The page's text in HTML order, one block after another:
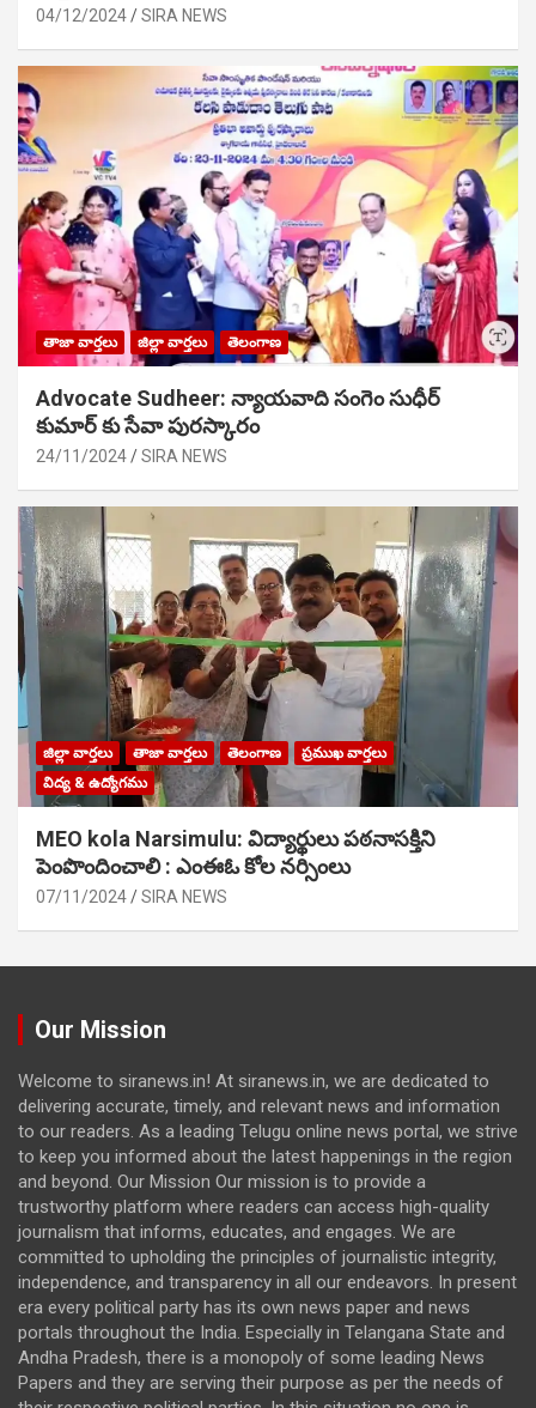
04/12/2024 SIRA NEWS
తాజా వార్తలు జిల్లా వార్తలు తెలంగాణ
Advocate Sudheer: న్యాయవాది సంగెం సుధీర్
కుమార్ కు సేవా పురస్కారం
24/11/2024 SIRA NEWS
జిల్లా వార్తలు తాజా వార్తలు తెలంగాణ
ప్రముఖ వార్తలు
విద్య & ఉద్యోగము
MEO kola Narsimulu: విద్యార్థులు పఠ‌నాసక్తిని
పెంపొందించాలి : ఎంఈఓ కోల నర్సింలు
07/11/2024 SIRA NEWS
Our Mission
Welcome to siranews.in! At siranews.in, we are dedicated to
delivering accurate, timely, and relevant news and information
to our readers. As a leading Telugu online news portal, we strive
to keep you informed about the latest happenings in the region
and beyond. Our Mission Our mission is to provide a
trustworthy platform where readers can access high-quality
journalism that informs, educates, and engages. We are
committed to upholding the principles of journalistic integrity,
independence, and transparency in all our endeavors. In present
era every political party has its own news paper and news
portals throughout the India. Especially in Telangana State and
Andha Pradesh, there is a monopoly of some leading News
Papers and they are serving their purpose as per the needs of